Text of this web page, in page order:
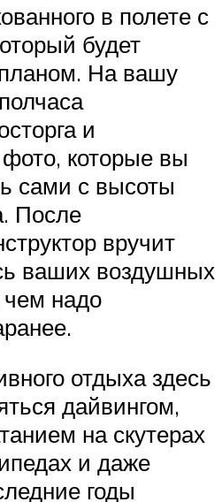
в полете с
будет
На вашу
и
которые вы
сами с высоты
После
вручит
ваших воздушных
надо
отдыха здесь
дайвингом,
на скутерах
и даже
годы